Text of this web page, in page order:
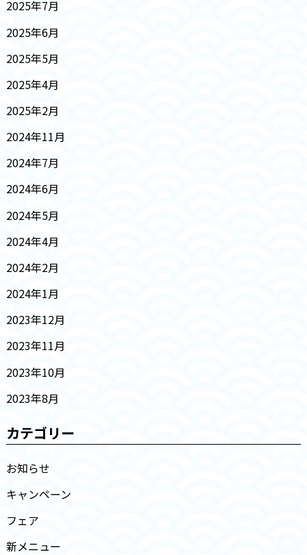
2025年7月
2025年6月
2025年5月
2025年4月
2025年2月
2024年11月
2024年7月
2024年6月
2024年5月
2024年4月
2024年2月
2024年1月
2023年12月
2023年11月
2023年10月
2023年8月
カテゴリー
お知らせ
キャンペーン
フェア
新メニュー